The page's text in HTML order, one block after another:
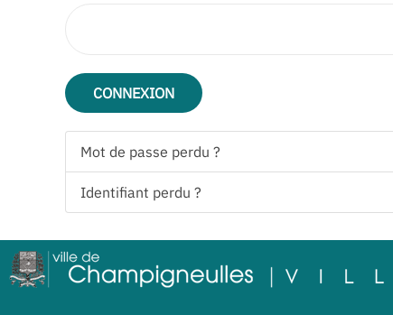
CONNEXION
Mot de passe perdu ?
Identifiant perdu ?